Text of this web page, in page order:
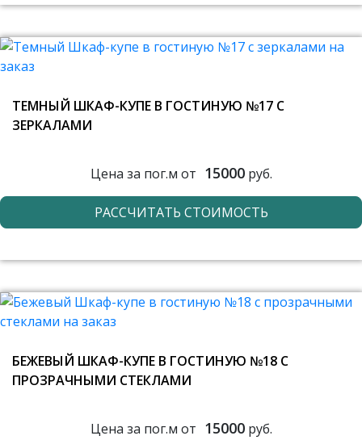
ТЕМНЫЙ ШКАФ-КУПЕ В ГОСТИНУЮ №17 С
ЗЕРКАЛАМИ
Цена за пог.м от 15000руб.
РАССЧИТАТЬ СТОИМОСТЬ
БЕЖЕВЫЙ ШКАФ-КУПЕ В ГОСТИНУЮ №18 С
ПРОЗРАЧНЫМИ СТЕКЛАМИ
Цена за пог.м от 15000руб.